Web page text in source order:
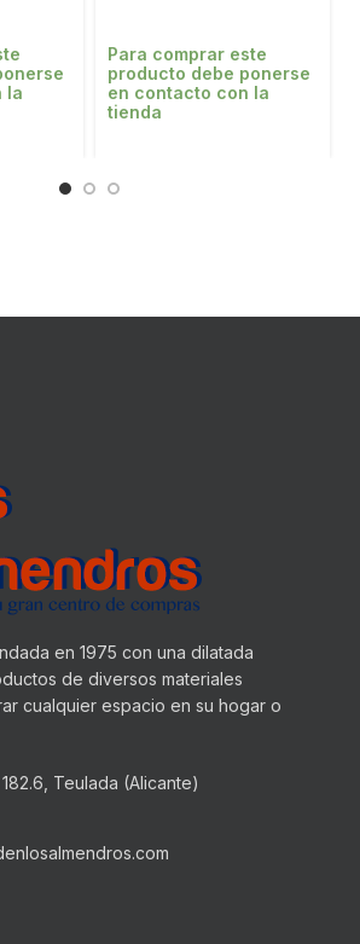
la
Para comprar este
producto debe ponerse
en contacto con la
tienda
en 1975 con una dilatada
de diversos materiales
cualquier espacio en su hogar o
Teulada (Alicante)